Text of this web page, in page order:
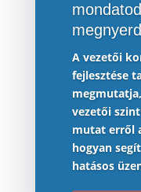
A vezetői
fejlesztése
vezetői
mutat erről
hogyan
hatásos